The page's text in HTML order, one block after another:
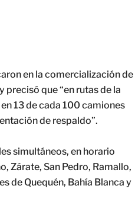
en la comercialización de
precisó que “en rutas de la
13 de cada 100 camiones
de respaldo”.
simultáneos, en horario
Zárate, San Pedro, Ramallo,
de Quequén, Bahía Blanca y